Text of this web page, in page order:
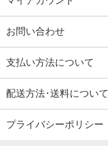
お問い合わせ
支払い方法について
配送方法･送料について
プライバシーポリシー